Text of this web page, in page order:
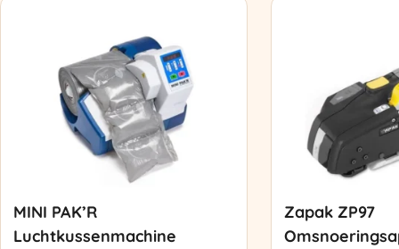
MINI PAK’R
Luchtkussenmachine
Zapak ZP97